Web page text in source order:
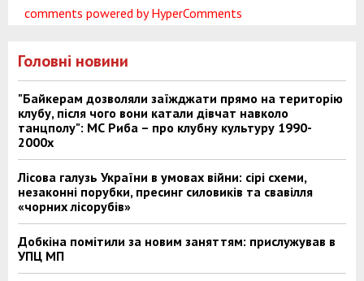
comments powered by HyperComments
Головні новини
"Байкерам дозволяли заїжджати прямо на територію
клубу, після чого вони катали дівчат навколо
танцполу": МС Риба – про клубну культуру 1990-
2000х
Лісова галузь України в умовах війни: сірі схеми,
незаконні порубки, пресинг силовиків та свавілля
«чорних лісорубів»
Добкіна помітили за новим заняттям: прислужував в
УПЦ МП